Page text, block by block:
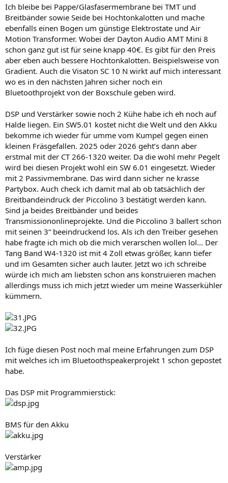
Ich bleibe bei Pappe/Glasfasermembrane bei TMT und
Breitbänder sowie Seide bei Hochtonkalotten und mache
ebenfalls einen Bogen um günstige Elektrostate und Air
Motion Transformer. Wobei der Dayton Audio AMT Mini 8
schon ganz gut ist für seine knapp 40€. Es gibt für den Preis
aber eben auch bessere Hochtonkalotten. Beispielsweise von
Gradient. Auch die Visaton SC 10 N wirkt auf mich interessant
wo es in den nächsten Jahren sicher noch ein
Bluetoothprojekt von der Boxschule geben wird.
DSP und Verstärker sowie noch 2 Kühe habe ich eh noch auf
Halde liegen. Ein SW5.01 kostet nicht die Welt und den Akku
bekomme ich wieder für umme vom Kumpel gegen einen
kleinen Fräsgefallen. 2025 oder 2026 geht’s dann aber
erstmal mit der CT 266-1320 weiter. Da die wohl mehr Pegelt
wird bei diesen Projekt wohl ein SW 6.01 eingesetzt. Wieder
mit 2 Passivmembrane. Das wird dann sicher ne krasse
Partybox. Auch check ich damit mal ab ob tatsächlich der
Breitbandeindruck der Piccolino 3 bestätigt werden kann.
Sind ja beides Breitbänder und beides
Transmissiononlineprojekte. Und die Piccolino 3 ballert schon
mit seinen 3“ beeindruckend los. Als ich den Treiber gesehen
habe fragte ich mich ob die mich verarschen wollen lol… Der
Tang Band W4-1320 ist mit 4 Zoll etwas größer, kann tiefer
und im Gesamten sicher auch lauter. Jetzt wo ich schreibe
würde ich mich am liebsten schon ans konstruieren machen
allerdings muss ich mich jetzt wieder um meine Wasserkühler
kümmern.
Ich füge diesen Post noch mal meine Erfahrungen zum DSP
mit welches ich im Bluetoothspeakerprojekt 1 schon gepostet
habe.
Das DSP mit Programmierstick:
BMS für den Akku
Verstärker